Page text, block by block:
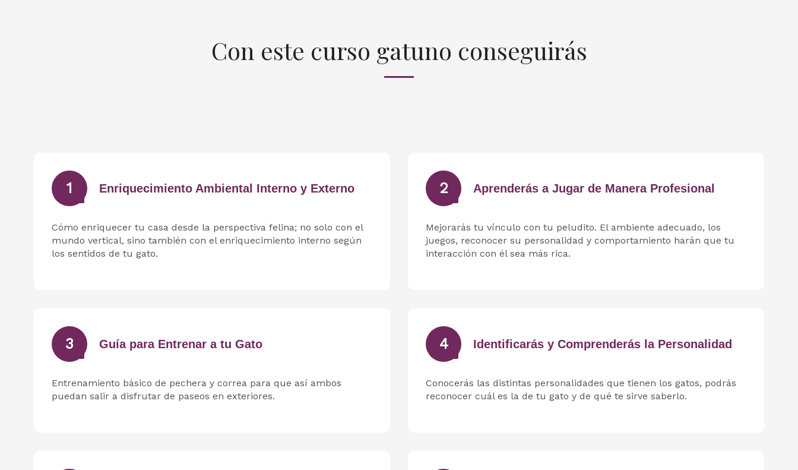
Con este curso gatuno conseguirás
1 Enriquecimiento Ambiental Interno y Externo
Cómo enriquecer tu casa desde la perspectiva felina; no solo con el
mundo vertical, sino también con el enriquecimiento interno según
los sentidos de tu gato.
2 Aprenderás a Jugar de Manera Profesional
Mejorarás tu vínculo con tu peludito. El ambiente adecuado, los
juegos, reconocer su personalidad y comportamiento harán que tu
interacción con él sea más rica.
3 Guía para Entrenar a tu Gato
Entrenamiento básico de pechera y correa para que así ambos
puedan salir a disfrutar de paseos en exteriores.
4 Identificarás y Comprenderás la Personalidad
Felina
Conocerás las distintas personalidades que tienen los gatos, podrás
reconocer cuál es la de tu gato y de qué te sirve saberlo.